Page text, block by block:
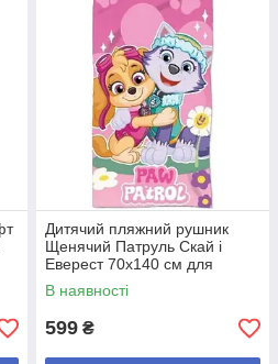
Дитячий пляжний рушник
Щенячий Патруль Скай і
Еверест 70х140 см для
дівчинки
В наявності
599 ₴